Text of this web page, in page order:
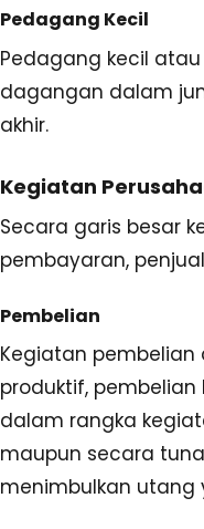
Pedagang Kecil
Pedagang kecil
dagangan dalam
akhir.
Kegiatan
Secara garis besar
pembayaran,
Pembelian
Kegiatan
produktif,
dalam rangka
maupun secara
menimbulkan